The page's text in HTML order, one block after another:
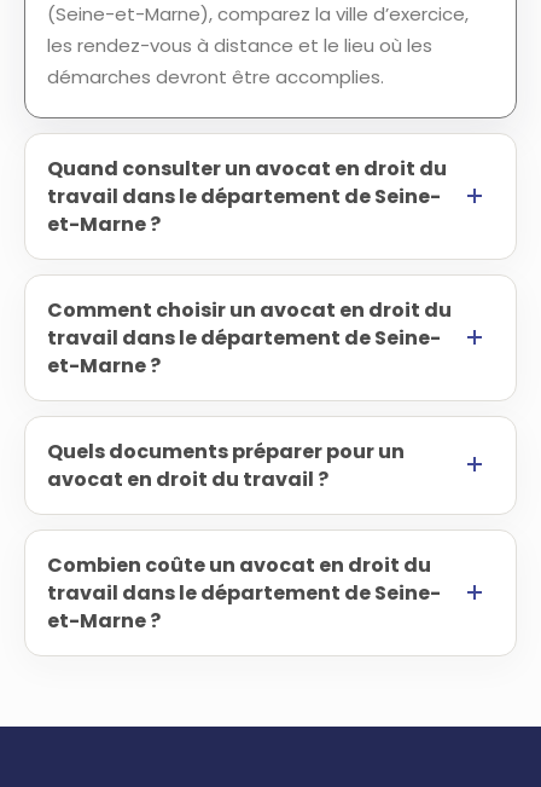
(Seine-et-Marne), comparez la ville d’exercice,
les rendez-vous à distance et le lieu où les
démarches devront être accomplies.
Quand consulter un avocat en droit du
travail dans le département de Seine-
et-Marne ?
Comment choisir un avocat en droit du
travail dans le département de Seine-
et-Marne ?
Quels documents préparer pour un
avocat en droit du travail ?
Combien coûte un avocat en droit du
travail dans le département de Seine-
et-Marne ?